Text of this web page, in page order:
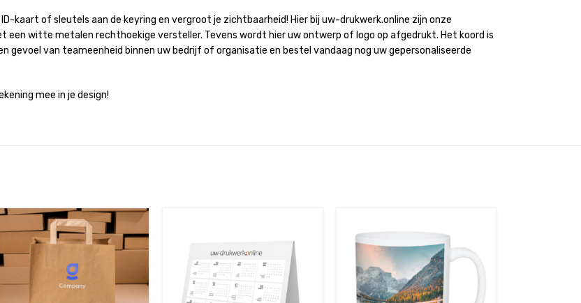
kaart of sleutels aan de keyring en vergroot je zichtbaarheid! Hier bij uw-drukwerk.online zijn onze
een witte metalen rechthoekige versteller. Tevens wordt hier uw ontwerp of logo op afgedrukt. Het koord is
van teameenheid binnen uw bedrijf of organisatie en bestel vandaag nog uw gepersonaliseerde
mee in je design!